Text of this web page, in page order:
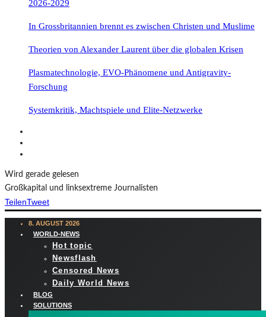
2026-2029
In Grossbritannien brennt es zwischen Christen und Muslime
Theorien von Alexander Laurent über die globalen Krisen
Plasmatechnologie, EVO-Phänomene und Antigravity-
Forschung
Systemkritik, Machtspiele und Elite-Netzwerke
Wird gerade gelesen
Großkapital und linksextreme Journalisten
TeilenTweet
8. AUGUST 2026
WORLD-NEWS
Hot topic
Newsflash
Censored News
Daily World News
BLOG
SOLUTIONS